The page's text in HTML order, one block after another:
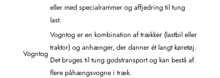
eller med specialrammer og affjedring til tung
last.
Vogntog
Vogntog er en kombination af trækker (lastbil eller
traktor) og anhænger, der danner ét langt køretøj.
Det bruges til tung godstransport og kan bestå af
flere påhængsvogne i træk.